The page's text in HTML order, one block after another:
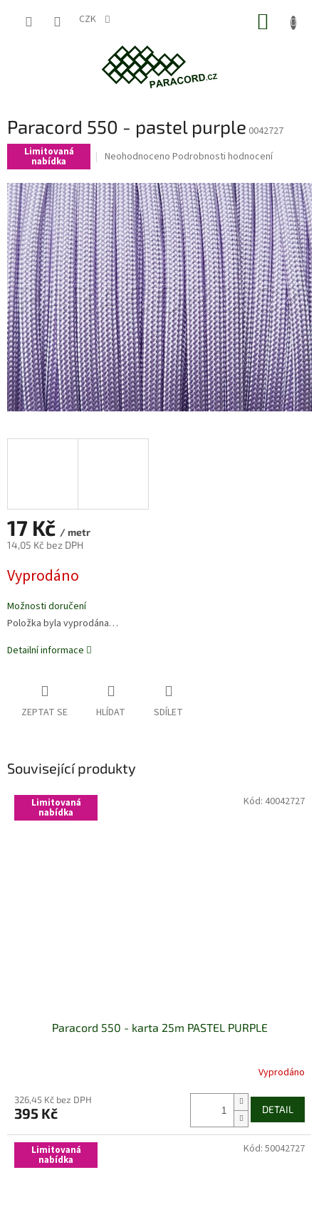
CZK
Paracord 550 - pastel purple 0042727
Limitovaná
nabídka
Průměrné
produktu
je
0,0
z
5
hvězdiček.
Neohodnoceno Podrobnosti hodnocení
17 Kč / metr
14,05 Kč bez DPH
cena:
Vyprodáno
Možnosti doručení
Položka byla vyprodána…
Detailní informace
ZEPTAT SE HLÍDAT SDÍLET
Související produkty
Limitovaná
nabídka
Paracord 550 - karta 25m PASTEL PURPLE
Vyprodáno
326,45 Kč bez DPH
395 Kč DETAIL
Kód: 40042727
Limitovaná
nabídka
Kód: 50042727